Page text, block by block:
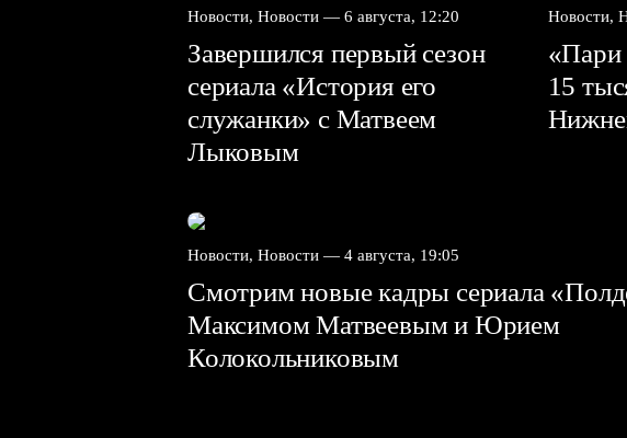
Новости, Новости — 6 августа, 12:20
Завершился первый сезон
сериала «История его
служанки» с Матвеем
Лыковым
Новости,
«Пари
15
Новости, Новости — 4 августа, 19:05
Смотрим новые кадры сериала
Максимом Матвеевым и Юрием
Колокольниковым